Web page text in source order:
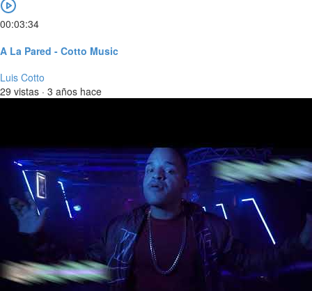
00:03:34
A La Pared - Cotto Music
Luis Cotto
29 vistas · 3 años hace